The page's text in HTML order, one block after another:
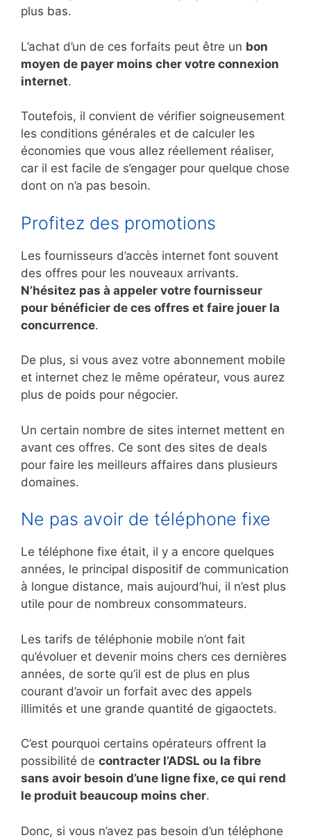
plus bas.
L’achat d’un de ces forfaits peut être un bon
moyen de payer moins cher votre connexion
internet.
Toutefois, il convient de vérifier soigneusement
les conditions générales et de calculer les
économies que vous allez réellement réaliser,
car il est facile de s’engager pour quelque chose
dont on n’a pas besoin.
Profitez des promotions
Les fournisseurs d’accès internet font souvent
des offres pour les nouveaux arrivants.
N’hésitez pas à appeler votre fournisseur
pour bénéficier de ces offres et faire jouer la
concurrence.
De plus, si vous avez votre abonnement mobile
et internet chez le même opérateur, vous aurez
plus de poids pour négocier.
Un certain nombre de sites internet mettent en
avant ces offres. Ce sont des sites de deals
pour faire les meilleurs affaires dans plusieurs
domaines.
Ne pas avoir de téléphone fixe
Le téléphone fixe était, il y a encore quelques
années, le principal dispositif de communication
à longue distance, mais aujourd’hui, il n’est plus
utile pour de nombreux consommateurs.
Les tarifs de téléphonie mobile n’ont fait
qu’évoluer et devenir moins chers ces dernières
années, de sorte qu’il est de plus en plus
courant d’avoir un forfait avec des appels
illimités et une grande quantité de gigaoctets.
C’est pourquoi certains opérateurs offrent la
possibilité de contracter l’ADSL ou la fibre
sans avoir besoin d’une ligne fixe, ce qui rend
le produit beaucoup moins cher.
Donc, si vous n’avez pas besoin d’un téléphone